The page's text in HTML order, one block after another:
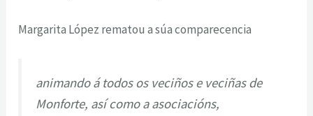
Margarita López rematou a súa comparecencia
animando á todos os veciños e veciñas de
Monforte, así como a asociacións,